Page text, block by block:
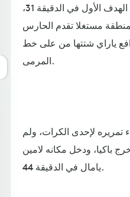
وكاد كانسيلو أن يسجل الهدف الأول في الدقيقة 31،
مستغلا تقدم الحارس
ياراي شتتها من على خط
المرمى.
تمريره لإحدى الكرات، ولم
باكيا، ودخل مكانه لامين
يامال في الدقيقة 44.